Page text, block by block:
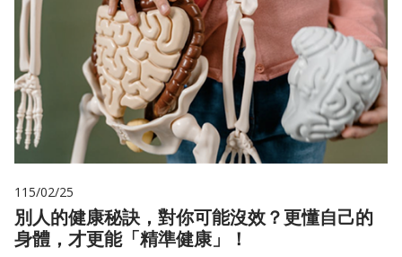
115/02/25
別人的健康秘訣，對你可能沒效？更懂自己的
身體，才更能「精準健康」！